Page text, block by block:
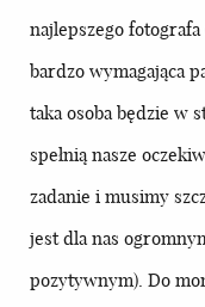
najlepszego
bardzo wymagająca
taka osoba będzie w
spełnią nasze
zadanie i musimy
jest dla nas
pozytywnym). Do